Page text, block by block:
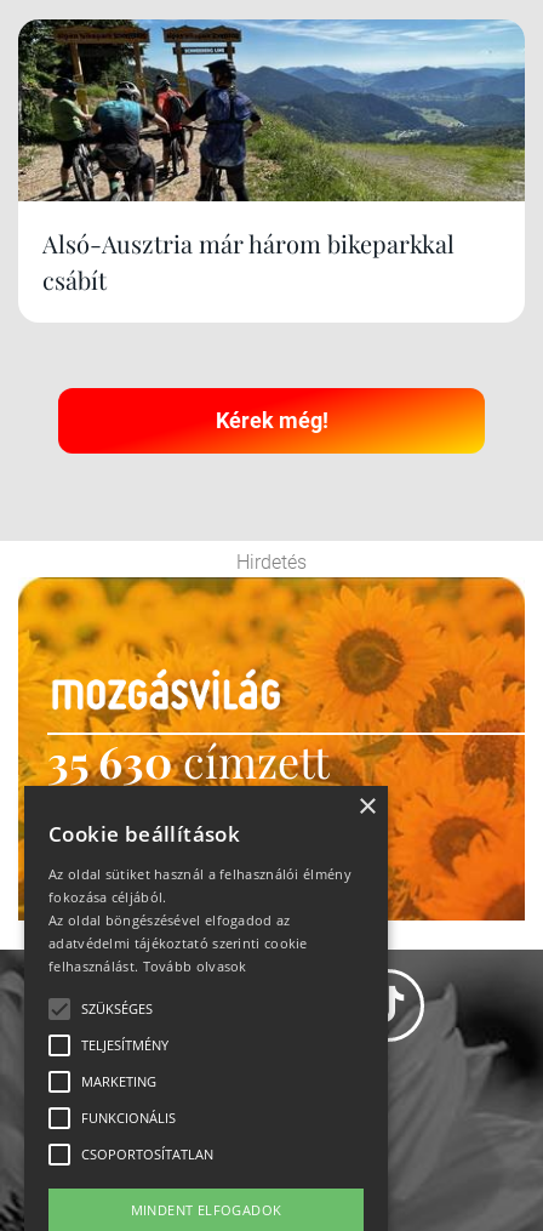
Alsó-Ausztria már három bikeparkkal
csábít
Kérek még!
Hirdetés
35 630címzett
heti motiváció
Ne maradj le!
Állásajánlatok
Impresszum-kapcsolat
×
Cookie beállítások
Az oldal sütiket használ a felhasználói élmény
fokozása céljából.
Az oldal böngészésével elfogadod az
adatvédelmi tájékoztató szerinti cookie
felhasználást. Tovább olvasok
SZÜKSÉGES
TELJESÍTMÉNY
MARKETING
FUNKCIONÁLIS
CSOPORTOSÍTATLAN
MINDENT ELFOGADOK